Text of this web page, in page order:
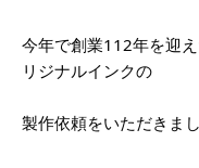
今年で創業112年を迎
リジナルインクの
製作依頼をいただきまし